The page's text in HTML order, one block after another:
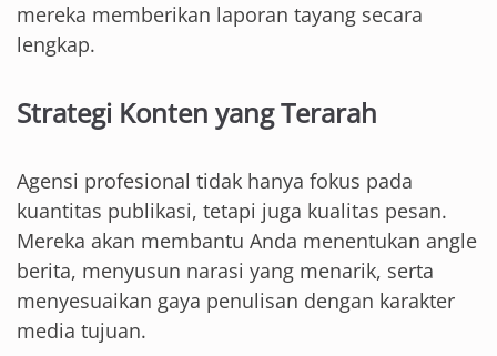
mereka memberikan laporan tayang secara
lengkap.
Strategi Konten yang Terarah
Agensi profesional tidak hanya fokus pada
kuantitas publikasi, tetapi juga kualitas pesan.
Mereka akan membantu Anda menentukan angle
berita, menyusun narasi yang menarik, serta
menyesuaikan gaya penulisan dengan karakter
media tujuan.